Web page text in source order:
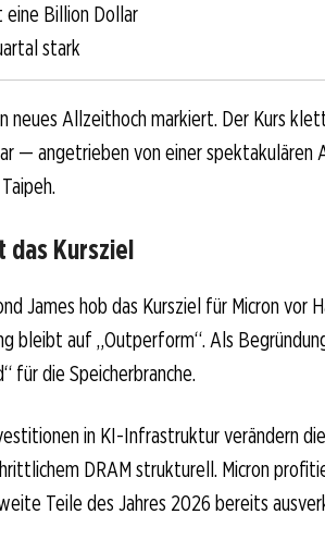
Billion Dollar
stark
neues Allzeithoch markiert. Der Kurs
— angetrieben von einer spektakulären
das Kursziel
James hob das Kursziel für Micron vor
bleibt auf „Outperform“. Als
für die Speicherbranche.
in KI-Infrastruktur verändern
DRAM strukturell. Micron
Teile des Jahres 2026 bereits